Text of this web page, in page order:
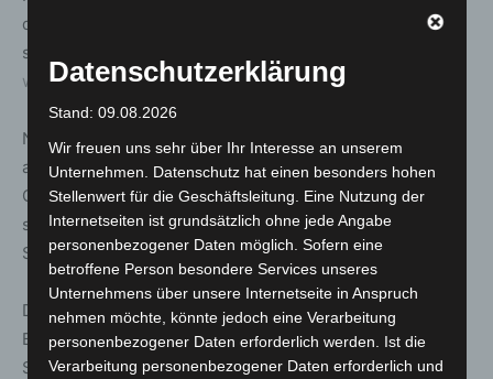
der Stadt stellen. Das entsprechende Onlineformular
sowie die vollständige Satzung stehen unter
www.langenhagen.de/baumschutz bereit.
Neben der Baumschutzsatzung sind auch Bestimmungen
aus Bebauungsplänen zu beachten, die zusätzlich
Gehölzgruppen oder einzelne Gehölze unter Schutz
stellen können. Für Fragen steht die Fachabteilung
Stadtgrün in Langenhagen zur Verfügung.
Die neue Satzung ist ein wichtiger Schritt, um den
Baumbestand in Langenhagen zu sichern und das
Stadtklima nachhaltig zu stärken.
Datenschutzerklärung
Stand: 09.08.2026
Wir freuen uns sehr über Ihr Interesse an unserem
Unternehmen. Datenschutz hat einen besonders hohen
Stellenwert für die Geschäftsleitung. Eine Nutzung der
Internetseiten ist grundsätzlich ohne jede Angabe
personenbezogener Daten möglich. Sofern eine
betroffene Person besondere Services unseres
Unternehmens über unsere Internetseite in Anspruch
nehmen möchte, könnte jedoch eine Verarbeitung
personenbezogener Daten erforderlich werden. Ist die
Verarbeitung personenbezogener Daten erforderlich und